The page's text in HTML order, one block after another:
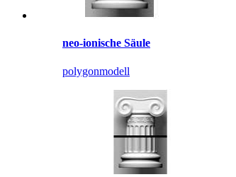
neo-ionische Säule
polygonmodell